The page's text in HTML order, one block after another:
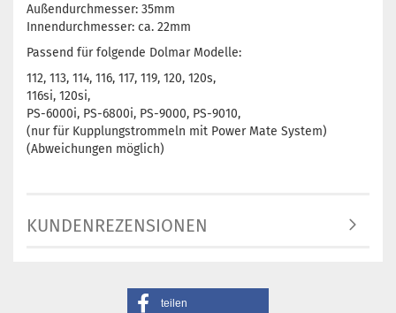
Außendurchmesser: 35mm
Innendurchmesser: ca. 22mm
Passend für folgende Dolmar Modelle:
112, 113, 114, 116, 117, 119, 120, 120s,
116si, 120si,
PS-6000i, PS-6800i, PS-9000, PS-9010,
(nur für Kupplungstrommeln mit Power Mate System)
(Abweichungen möglich)
KUNDENREZENSIONEN
teilen